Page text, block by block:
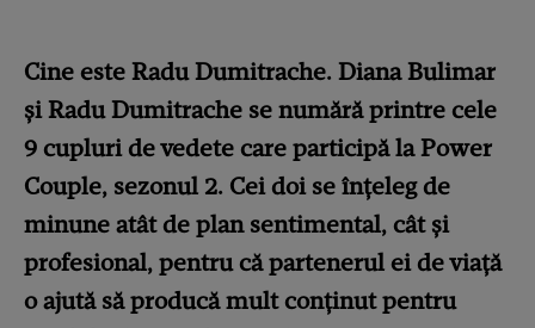
Cine este Radu Dumitrache. Diana Bulimar
și Radu Dumitrache se numără printre cele
9 cupluri de vedete care participă la Power
Couple, sezonul 2. Cei doi se înțeleg de
minune atât de plan sentimental, cât și
profesional, pentru că partenerul ei de viață
o ajută să producă mult conținut pentru